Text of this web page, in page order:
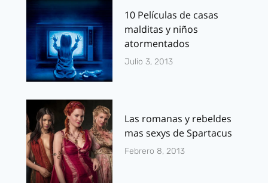
10 Películas de casas
malditas y niños
atormentados
Julio 3, 2013
Las romanas y rebeldes
mas sexys de Spartacus
Febrero 8, 2013